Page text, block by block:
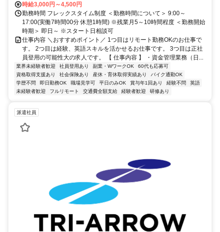
時給3,000円～4,500円
勤務時間 フレックスタイム制度 ＜勤務時間について＞ 9:00～
17:00(実働7時間00分 休憩1時間) ※残業月5～10時間程度 ＜勤務開始
時期＞ 即日～ ※スタート日相談可
仕事内容 ＼おすすめポイント／ 1つ目はリモート勤務OKのお仕事で
す。 2つ目は経験、英語スキルを活かせるお仕事です。 3つ目は正社
員登用の可能性大の求人です。 【 仕事内容 】 ・資金管理業務（日...
業界未経験者歓迎 社員登用あり 副業・WワークOK
60代も応募可
資格取得支援あり
社会保険あり 産休・育休取得実績あり
バイク通勤OK
学歴不問
即日勤務OK 職場見学可 平日のみOK 賞与年1回あり 経験不問
英語
未経験者歓迎
フルリモート 交通費全額支給 経験者歓迎 研修あり
派遣社員